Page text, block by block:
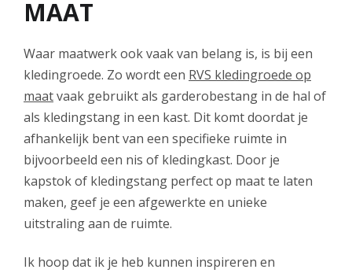
MAAT
Waar maatwerk ook vaak van belang is, is bij een
kledingroede. Zo wordt een RVS kledingroede op
maatvaak gebruikt als garderobestang in de hal of
als kledingstang in een kast. Dit komt doordat je
afhankelijk bent van een specifieke ruimte in
bijvoorbeeld een nis of kledingkast. Door je
kapstok of kledingstang perfect op maat te laten
maken, geef je een afgewerkte en unieke
uitstraling aan de ruimte.
Ik hoop dat ik je heb kunnen inspireren en